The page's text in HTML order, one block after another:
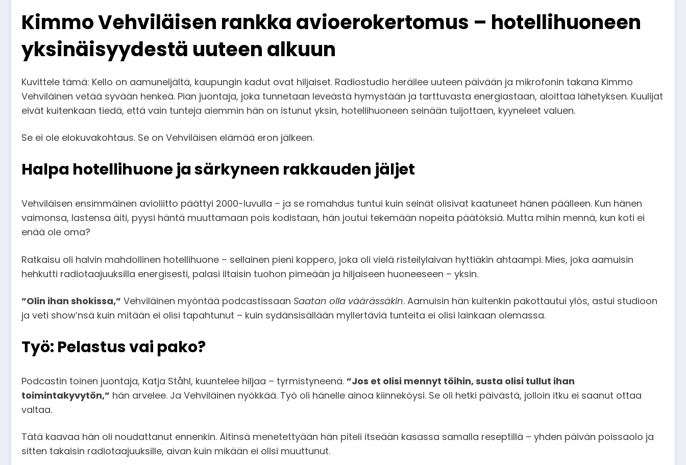
Kimmo Vehviläisen rankka avioerokertomus – hotellihuoneen
yksinäisyydestä uuteen alkuun
Kuvittele tämä: Kello on aamuneljältä, kaupungin kadut ovat hiljaiset. Radiostudio heräilee uuteen päivään ja mikrofonin takana Kimmo
Vehviläinen vetää syvään henkeä. Pian juontaja, joka tunnetaan leveästä hymystään ja tarttuvasta energiastaan, aloittaa lähetyksen. Kuulijat
eivät kuitenkaan tiedä, että vain tunteja aiemmin hän on istunut yksin, hotellihuoneen seinään tuijottaen, kyyneleet valuen.
Se ei ole elokuvakohtaus. Se on Vehviläisen elämää eron jälkeen.
Halpa hotellihuone ja särkyneen rakkauden jäljet
Vehviläisen ensimmäinen avioliitto päättyi 2000-luvulla – ja se romahdus tuntui kuin seinät olisivat kaatuneet hänen päälleen. Kun hänen
vaimonsa, lastensa äiti, pyysi häntä muuttamaan pois kodistaan, hän joutui tekemään nopeita päätöksiä. Mutta mihin mennä, kun koti ei
enää ole oma?
Ratkaisu oli halvin mahdollinen hotellihuone – sellainen pieni koppero, joka oli vielä risteilylaivan hyttiäkin ahtaampi. Mies, joka aamuisin
hehkutti radiotaajuuksilla energisesti, palasi iltaisin tuohon pimeään ja hiljaiseen huoneeseen – yksin.
”Olin ihan shokissa,” Vehviläinen myöntää podcastissaan Saatan olla väärässäkin. Aamuisin hän kuitenkin pakottautui ylös, astui studioon
ja veti show’nsä kuin mitään ei olisi tapahtunut – kuin sydänsisällään myllertäviä tunteita ei olisi lainkaan olemassa.
Työ: Pelastus vai pako?
Podcastin toinen juontaja, Katja Ståhl, kuuntelee hiljaa – tyrmistyneenä. ”Jos et olisi mennyt töihin, susta olisi tullut ihan
toimintakyvytön,” hän arvelee. Ja Vehviläinen nyökkää. Työ oli hänelle ainoa kiinneköysi. Se oli hetki päivästä, jolloin itku ei saanut ottaa
valtaa.
Tätä kaavaa hän oli noudattanut ennenkin. Äitinsä menetettyään hän piteli itseään kasassa samalla reseptillä – yhden päivän poissaolo ja
sitten takaisin radiotaajuuksille, aivan kuin mikään ei olisi muuttunut.